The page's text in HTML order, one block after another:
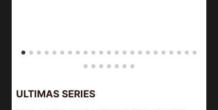
ULTIMAS SERIES